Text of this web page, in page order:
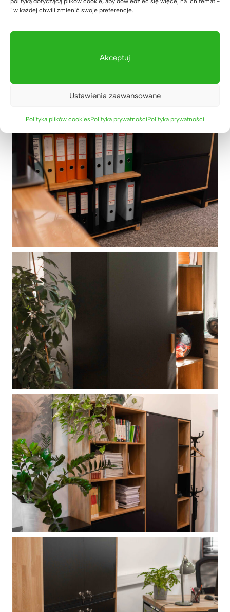
i w każdej chwili zmienić swoje preferencje.
Akceptuj
Ustawienia zaawansowane
Polityka plików cookiesPolityka prywatnościPolityka prywatności